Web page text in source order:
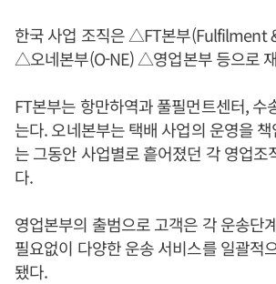
한국 사업 조직은 △FT본부(Fulfilment
△오네본부(O-NE) △영업본부 등으로
FT본부는 항만하역과 풀필먼트센터, 수
는다. 오네본부는 택배 사업의 운영을
는 그동안 사업별로 흩어졌던 각 영업조
다.
영업본부의 출범으로 고객은 각 운송단
필요없이 다양한 운송 서비스를 일괄적
됐다.